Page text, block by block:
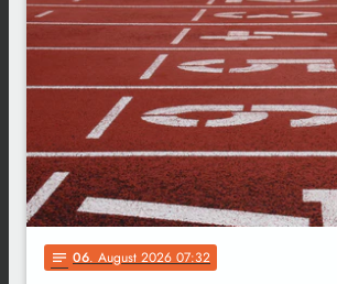
notes 06. August 2026 07:32